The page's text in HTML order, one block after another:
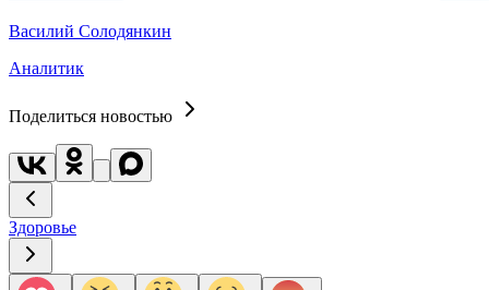
Василий Солодянкин
Аналитик
Поделиться новостью
Здоровье